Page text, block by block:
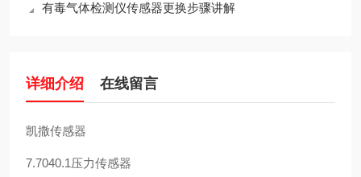
有毒气体检测仪传感器更换步骤讲解
详细介绍 在线留言
凯撒传感器
7.7040.1压力传感器